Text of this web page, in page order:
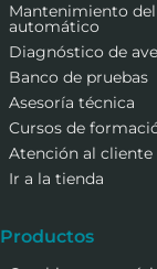
Mantenimiento
automático
Diagnóstico de
Banco de pruebas
Asesoría técnica
Cursos de
Atención al cliente
Ir a la tienda
Productos